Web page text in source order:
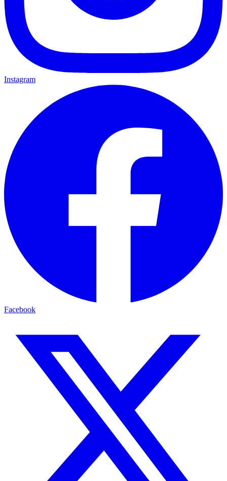
Instagram
Facebook